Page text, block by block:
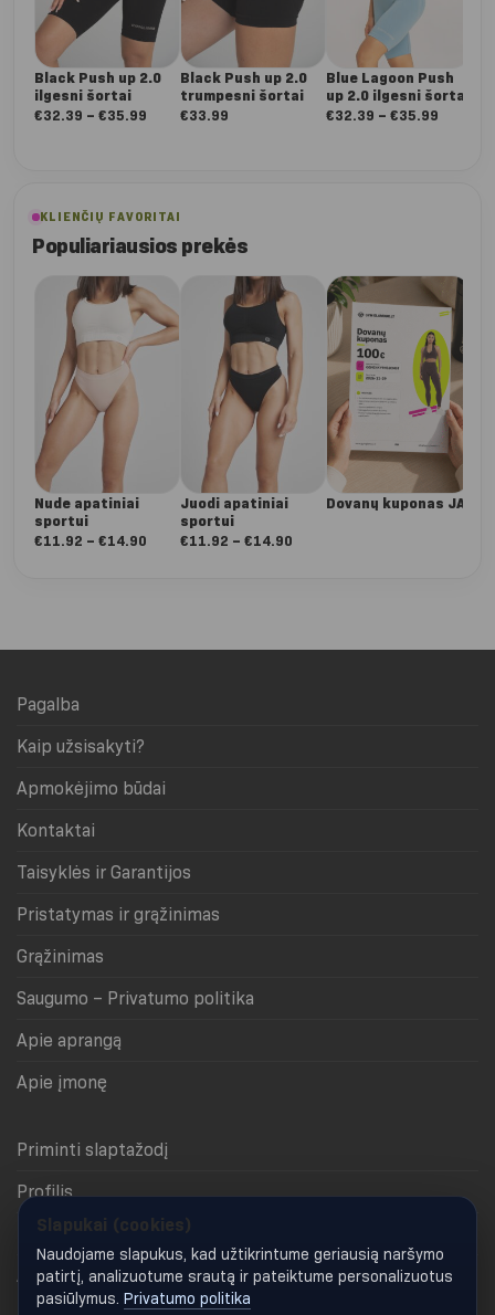
Black Push up 2.0
ilgesni šortai
€32.39 – €35.99
Black Push up 2.0
trumpesni šortai
€33.99
Blue Lagoon Push
up 2.0 ilgesni šortai
€32.39 – €35.99
KLIENČIŲ FAVORITAI
Populiariausios prekės
Nude apatiniai
sportui
€11.92 – €14.90
Juodi apatiniai
sportui
€11.92 – €14.90
Dovanų kuponas JAI
Pagalba
Kaip užsisakyti?
Apmokėjimo būdai
Kontaktai
Taisyklės ir Garantijos
Pristatymas ir grąžinimas
Grąžinimas
Saugumo – Privatumo politika
Apie aprangą
Apie įmonę
Priminti slaptažodį
Profilis
Krepšelis
Apmokėjimas
Slapukai (cookies)
Naudojame slapukus, kad užtikrintume geriausią naršymo
patirtį, analizuotume srautą ir pateiktume personalizuotus
pasiūlymus. Privatumo politika